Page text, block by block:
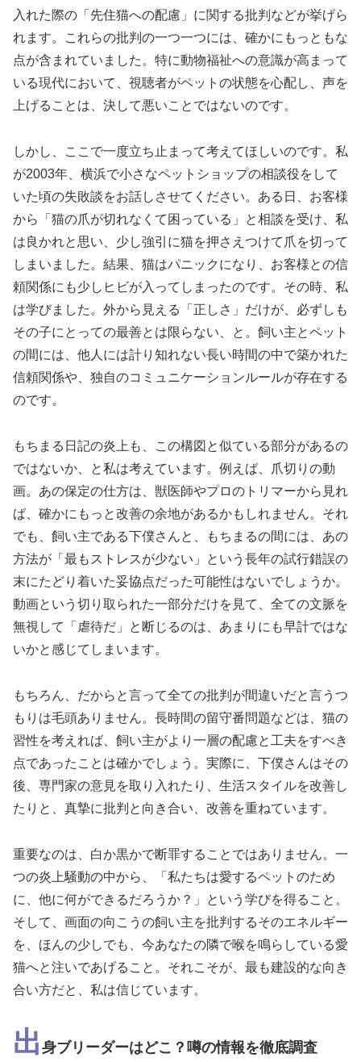
入れた際の「先住猫への配慮」に関する批判などが挙げら
れます。これらの批判の一つ一つには、確かにもっともな
点が含まれていました。特に動物福祉への意識が高まって
いる現代において、視聴者がペットの状態を心配し、声を
上げることは、決して悪いことではないのです。
しかし、ここで一度立ち止まって考えてほしいのです。私
が2003年、横浜で小さなペットショップの相談役をして
いた頃の失敗談をお話しさせてください。ある日、お客様
から「猫の爪が切れなくて困っている」と相談を受け、私
は良かれと思い、少し強引に猫を押さえつけて爪を切って
しまいました。結果、猫はパニックになり、お客様との信
頼関係にも少しヒビが入ってしまったのです。その時、私
は学びました。外から見える「正しさ」だけが、必ずしも
その子にとっての最善とは限らない、と。飼い主とペット
の間には、他人には計り知れない長い時間の中で築かれた
信頼関係や、独自のコミュニケーションルールが存在する
のです。
もちまる日記の炎上も、この構図と似ている部分があるの
ではないか、と私は考えています。例えば、爪切りの動
画。あの保定の仕方は、獣医師やプロのトリマーから見れ
ば、確かにもっと改善の余地があるかもしれません。それ
でも、飼い主である下僕さんと、もちまるの間には、あの
方法が「最もストレスが少ない」という長年の試行錯誤の
末にたどり着いた妥協点だった可能性はないでしょうか。
動画という切り取られた一部分だけを見て、全ての文脈を
無視して「虐待だ」と断じるのは、あまりにも早計ではな
いかと感じてしまいます。
もちろん、だからと言って全ての批判が間違いだと言うつ
もりは毛頭ありません。長時間の留守番問題などは、猫の
習性を考えれば、飼い主がより一層の配慮と工夫をすべき
点であったことは確かでしょう。実際に、下僕さんはその
後、専門家の意見を取り入れたり、生活スタイルを改善し
たりと、真摯に批判と向き合い、改善を重ねています。
重要なのは、白か黒かで断罪することではありません。一
つの炎上騒動の中から、「私たちは愛するペットのため
に、他に何ができるだろうか？」という学びを得ること。
そして、画面の向こうの飼い主を批判するそのエネルギー
を、ほんの少しでも、今あなたの隣で喉を鳴らしている愛
猫へと注いであげること。それこそが、最も建設的な向き
合い方だと、私は信じています。
出 身ブリーダーはどこ？噂の情報を徹底調査